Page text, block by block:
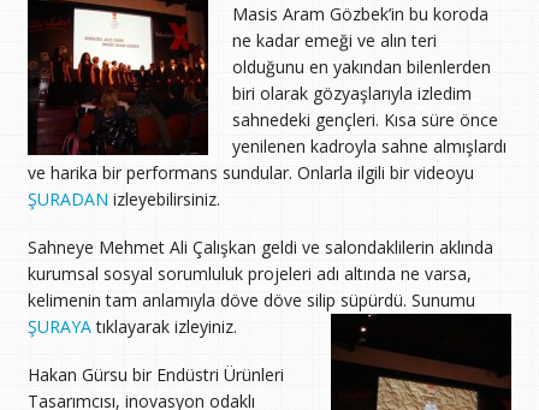
Masis Aram Gözbek’in bu koroda
ne kadar emeği ve alın teri
olduğunu en yakından bilenlerden
biri olarak gözyaşlarıyla izledim
sahnedeki gençleri. Kısa süre önce
yenilenen kadroyla sahne almışlardı
ve harika bir performans sundular. Onlarla ilgili bir videoyu
ŞURADAN izleyebilirsiniz.
Sahneye Mehmet Ali Çalışkan geldi ve salondaklilerin aklında
kurumsal sosyal sorumluluk projeleri adı altında ne varsa,
kelimenin tam anlamıyla döve döve silip süpürdü. Sunumu
ŞURAYAtıklayarak izleyiniz.
Hakan Gürsu bir Endüstri Ürünleri
Tasarımcısı, inovasyon odaklı